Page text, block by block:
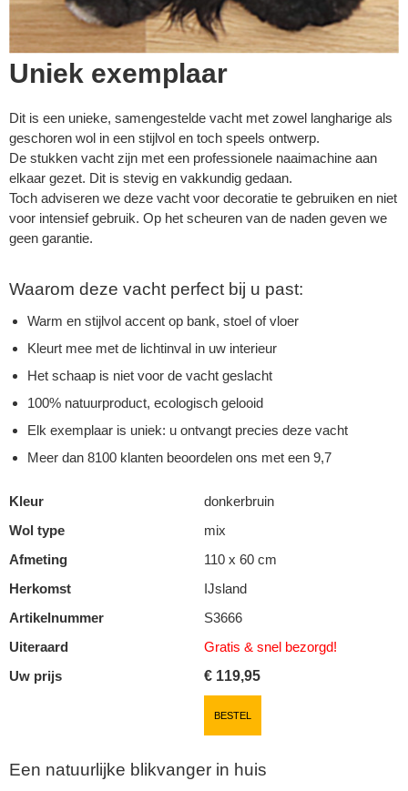
Uniek exemplaar
Dit is een unieke, samengestelde vacht met zowel langharige als
geschoren wol in een stijlvol en toch speels ontwerp.
De stukken vacht zijn met een professionele naaimachine aan
elkaar gezet. Dit is stevig en vakkundig gedaan.
Toch adviseren we deze vacht voor decoratie te gebruiken en niet
voor intensief gebruik. Op het scheuren van de naden geven we
geen garantie.
Waarom deze vacht perfect bij u past:
Warm en stijlvol accent op bank, stoel of vloer
Kleurt mee met de lichtinval in uw interieur
Het schaap is niet voor de vacht geslacht
100% natuurproduct, ecologisch gelooid
Elk exemplaar is uniek: u ontvangt precies deze vacht
Meer dan 8100 klanten beoordelen ons met een 9,7
Kleur
donkerbruin
Wol type
mix
Afmeting
110 x 60 cm
Herkomst
IJsland
Artikelnummer
S3666
Uiteraard
Gratis & snel bezorgd!
Uw prijs
€ 119,95
BESTEL
Een natuurlijke blikvanger in huis